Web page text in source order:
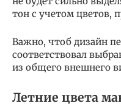
тон с учетом цветов,
Важно, чтоб дизайн
соответствовал
из общего внешнего
Летние цвета